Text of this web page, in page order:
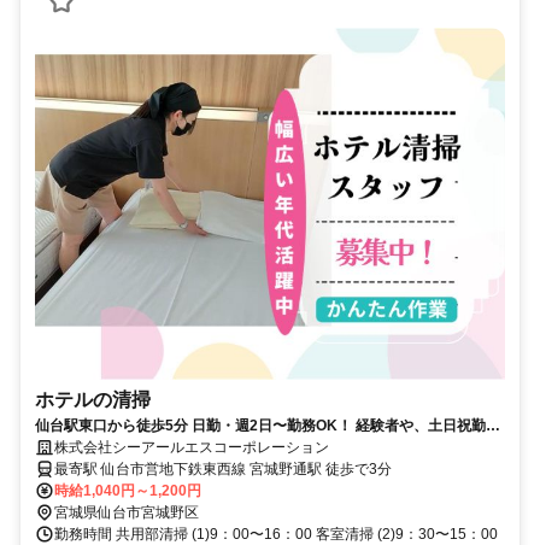
ホテルの清掃
仙台駅東口から徒歩5分 日勤・週2日〜勤務OK！ 経験者や、土日祝勤務
できる方積極採用中です！
株式会社シーアールエスコーポレーション
最寄駅 仙台市営地下鉄東西線 宮城野通駅 徒歩で3分
時給1,040円～1,200円
宮城県仙台市宮城野区
勤務時間 共用部清掃 (1)9：00〜16：00 客室清掃 (2)9：30〜15：00